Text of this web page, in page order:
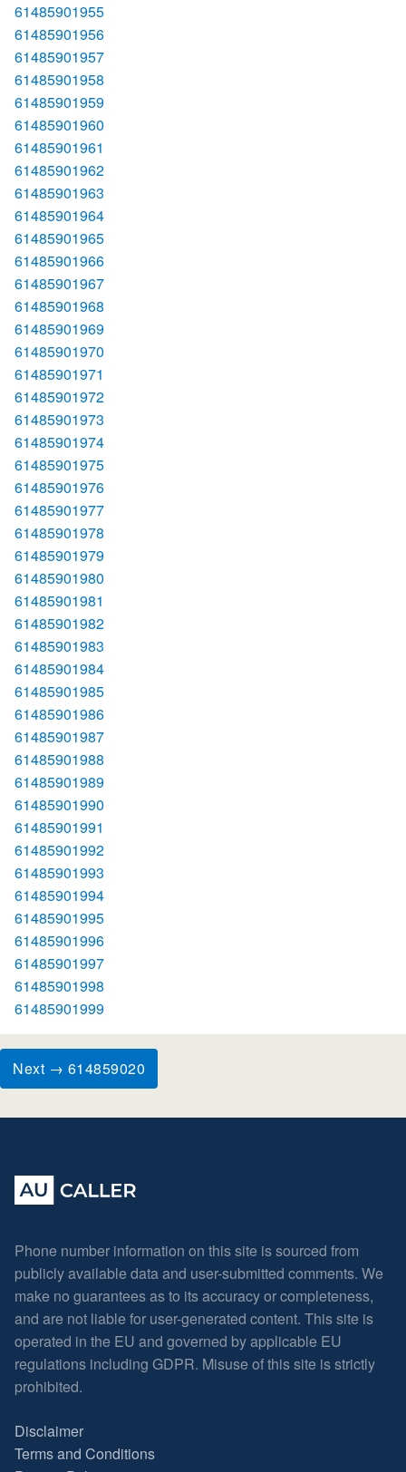
61485901955
61485901956
61485901957
61485901958
61485901959
61485901960
61485901961
61485901962
61485901963
61485901964
61485901965
61485901966
61485901967
61485901968
61485901969
61485901970
61485901971
61485901972
61485901973
61485901974
61485901975
61485901976
61485901977
61485901978
61485901979
61485901980
61485901981
61485901982
61485901983
61485901984
61485901985
61485901986
61485901987
61485901988
61485901989
61485901990
61485901991
61485901992
61485901993
61485901994
61485901995
61485901996
61485901997
61485901998
61485901999
Next → 614859020
Phone number information on this site is sourced from
publicly available data and user-submitted comments. We
make no guarantees as to its accuracy or completeness,
and are not liable for user-generated content. This site is
operated in the EU and governed by applicable EU
regulations including GDPR. Misuse of this site is strictly
prohibited.
Disclaimer
Terms and Conditions